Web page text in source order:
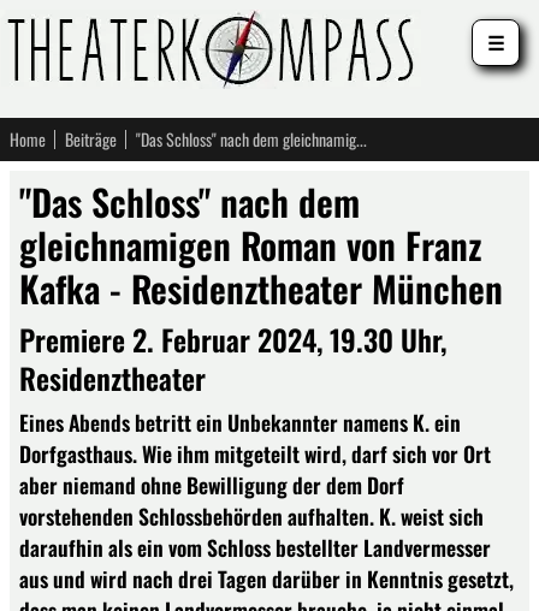
Home Beiträge "Das Schloss" nach dem gleichnamigen Roman von Franz Kafka - Residenztheater München
"Das Schloss" nach dem
gleichnamigen Roman von Franz
Kafka - Residenztheater München
Premiere 2. Februar 2024, 19.30 Uhr,
Residenztheater
Eines Abends betritt ein Unbekannter namens K. ein
Dorfgasthaus. Wie ihm mitgeteilt wird, darf sich vor Ort
aber niemand ohne Bewilligung der dem Dorf
vorstehenden Schlossbehörden aufhalten. K. weist sich
daraufhin als ein vom Schloss bestellter Landvermesser
aus und wird nach drei Tagen darüber in Kenntnis gesetzt,
☰